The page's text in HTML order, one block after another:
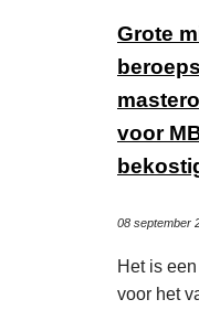
Grote
voor
08 september
Het is
voor het